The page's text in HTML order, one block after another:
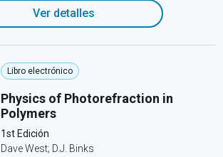
Ver detalles
Libro electrónico
Physics of Photorefraction in
Polymers
1st Edición
Dave West; D.J. Binks